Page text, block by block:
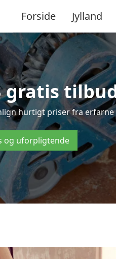
Forside Jylland
gratis
hurtigt priser fra
og uforpligtende